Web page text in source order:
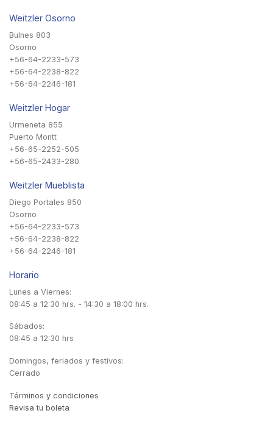
Weitzler Osorno
Bulnes 803
Osorno
+56-64-2233-573
+56-64-2238-822
+56-64-2246-181
Weitzler Hogar
Urmeneta 855
Puerto Montt
+56-65-2252-505
+56-65-2433-280
Weitzler Mueblista
Diego Portales 850
Osorno
+56-64-2233-573
+56-64-2238-822
+56-64-2246-181
Horario
Lunes a Viernes:
08:45 a 12:30 hrs. - 14:30 a 18:00 hrs.
Sábados:
08:45 a 12:30 hrs
Domingos, feriados y festivos:
Cerrado
Términos y condiciones
Revisa tu boleta